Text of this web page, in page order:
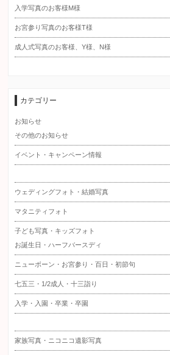
入学写真のお客様M様
お宮参り写真のお客様T様
成人式写真のお客様、Y様、N様
カテゴリー
お知らせ
その他のお知らせ
イベント・キャンペーン情報
ウェディングフォト・結婚写真
マタニティフォト
子ども写真・キッズフォト
お誕生日・ハーフバースディ
ニューボーン・お宮参り・百日・初節句
七五三・1/2成人・十三詣り
入学・入園・卒業・卒園
家族写真・ニコニコ遺影写真